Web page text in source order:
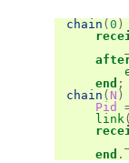
chain ( 0 )
end ;
chain ( N )
Pid
link(
end .